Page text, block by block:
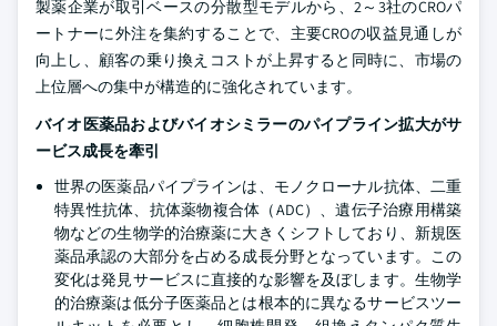
製薬企業が取引ベースの分散型モデルから、2～3社のCROパ
ートナーに外注を集約することで、主要CROの収益見通しが
向上し、顧客の乗り換えコストが上昇すると同時に、市場の
上位層への集中が構造的に強化されています。
バイオ医薬品およびバイオシミラーのパイプライン拡大がサ
ービス成長を牽引
世界の医薬品パイプラインは、モノクローナル抗体、二重
特異性抗体、抗体薬物複合体（ADC）、遺伝子治療用構築
物などの生物学的治療薬に大きくシフトしており、新規医
薬品承認の大部分を占める成長分野となっています。この
変化は発見サービスに直接的な影響を及ぼします。生物学
的治療薬は低分子医薬品とは根本的に異なるサービスツー